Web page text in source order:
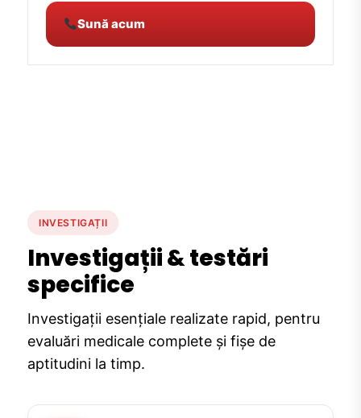
Sună acum
INVESTIGAȚII
Investigații & testări
specifice
Investigații esențiale realizate rapid, pentru
evaluări medicale complete și fișe de
aptitudini la timp.